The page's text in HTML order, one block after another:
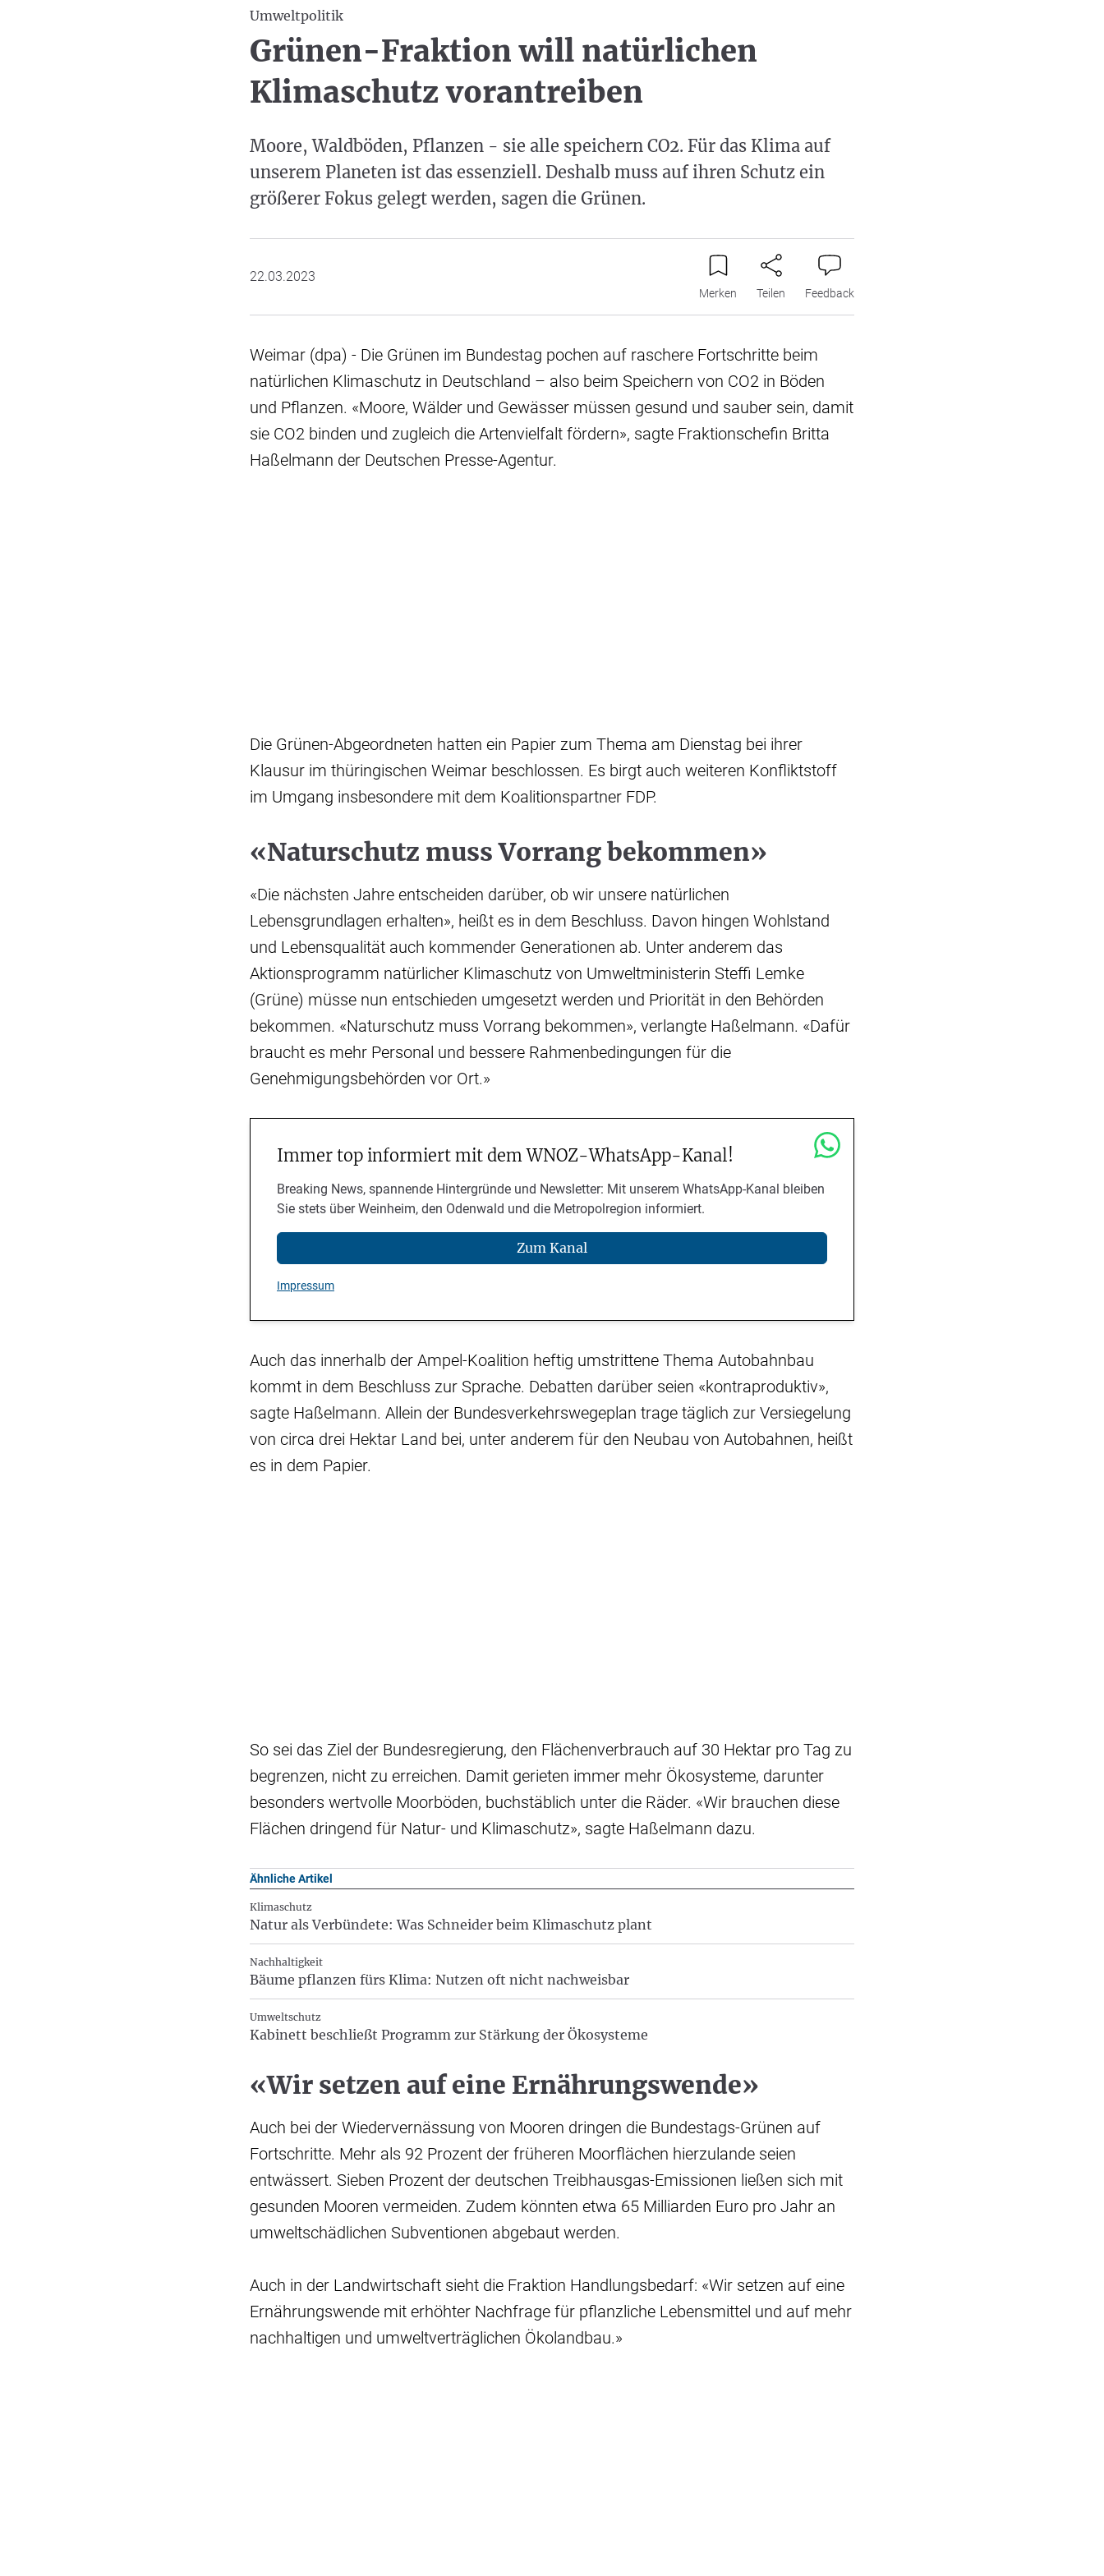
Umweltpolitik
Grünen-Fraktion will natürlichen
Klimaschutz vorantreiben
Moore, Waldböden, Pflanzen - sie alle speichern CO2. Für das Klima auf
unserem Planeten ist das essenziell. Deshalb muss auf ihren Schutz ein
größerer Fokus gelegt werden, sagen die Grünen.
22.03.2023
Merken Teilen Feedback
Weimar (dpa) - Die Grünen im Bundestag pochen auf raschere Fortschritte beim
natürlichen Klimaschutz in Deutschland – also beim Speichern von CO2 in Böden
und Pflanzen. «Moore, Wälder und Gewässer müssen gesund und sauber sein, damit
sie CO2 binden und zugleich die Artenvielfalt fördern», sagte Fraktionschefin Britta
Haßelmann der Deutschen Presse-Agentur.
Die Grünen-Abgeordneten hatten ein Papier zum Thema am Dienstag bei ihrer
Klausur im thüringischen Weimar beschlossen. Es birgt auch weiteren Konfliktstoff
im Umgang insbesondere mit dem Koalitionspartner FDP.
«Naturschutz muss Vorrang bekommen»
«Die nächsten Jahre entscheiden darüber, ob wir unsere natürlichen
Lebensgrundlagen erhalten», heißt es in dem Beschluss. Davon hingen Wohlstand
und Lebensqualität auch kommender Generationen ab. Unter anderem das
Aktionsprogramm natürlicher Klimaschutz von Umweltministerin Steffi Lemke
(Grüne) müsse nun entschieden umgesetzt werden und Priorität in den Behörden
bekommen. «Naturschutz muss Vorrang bekommen», verlangte Haßelmann. «Dafür
braucht es mehr Personal und bessere Rahmenbedingungen für die
Genehmigungsbehörden vor Ort.»
Immer top informiert mit dem WNOZ-WhatsApp-Kanal!
Breaking News, spannende Hintergründe und Newsletter: Mit unserem WhatsApp-Kanal bleiben
Sie stets über Weinheim, den Odenwald und die Metropolregion informiert.
Zum Kanal
Impressum
Auch das innerhalb der Ampel-Koalition heftig umstrittene Thema Autobahnbau
kommt in dem Beschluss zur Sprache. Debatten darüber seien «kontraproduktiv»,
sagte Haßelmann. Allein der Bundesverkehrswegeplan trage täglich zur Versiegelung
von circa drei Hektar Land bei, unter anderem für den Neubau von Autobahnen, heißt
es in dem Papier.
So sei das Ziel der Bundesregierung, den Flächenverbrauch auf 30 Hektar pro Tag zu
begrenzen, nicht zu erreichen. Damit gerieten immer mehr Ökosysteme, darunter
besonders wertvolle Moorböden, buchstäblich unter die Räder. «Wir brauchen diese
Flächen dringend für Natur- und Klimaschutz», sagte Haßelmann dazu.
Ähnliche Artikel
Klimaschutz
Natur als Verbündete: Was Schneider beim Klimaschutz plant
Nachhaltigkeit
Bäume pflanzen fürs Klima: Nutzen oft nicht nachweisbar
Umweltschutz
Kabinett beschließt Programm zur Stärkung der Ökosysteme
«Wir setzen auf eine Ernährungswende»
Auch bei der Wiedervernässung von Mooren dringen die Bundestags-Grünen auf
Fortschritte. Mehr als 92 Prozent der früheren Moorflächen hierzulande seien
entwässert. Sieben Prozent der deutschen Treibhausgas-Emissionen ließen sich mit
gesunden Mooren vermeiden. Zudem könnten etwa 65 Milliarden Euro pro Jahr an
umweltschädlichen Subventionen abgebaut werden.
Auch in der Landwirtschaft sieht die Fraktion Handlungsbedarf: «Wir setzen auf eine
Ernährungswende mit erhöhter Nachfrage für pflanzliche Lebensmittel und auf mehr
nachhaltigen und umweltverträglichen Ökolandbau.»